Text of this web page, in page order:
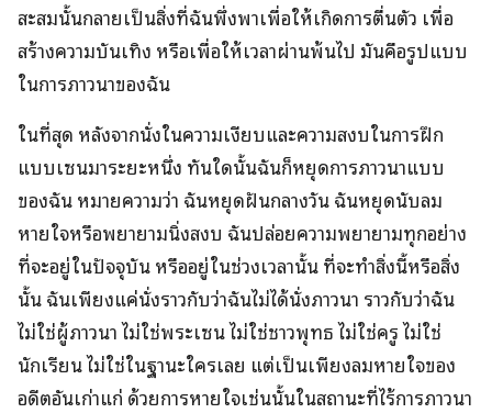
สะสมนั้นกลายเป็นสิ่งที่ฉันพึ่งพาเพื่อให้เกิดการตื่นตัว เพื่อ
สร้างความบันเทิง หรือเพื่อให้เวลาผ่านพ้นไป มันคือรูปแบบ
ในการภาวนาของฉัน
ในที่สุด หลังจากนั่งในความเงียบและความสงบในการฝึก
แบบเซนมาระยะหนึ่ง ทันใดนั้นฉันก็หยุดการภาวนาแบบ
ของฉัน หมายความว่า ฉันหยุดฝันกลางวัน ฉันหยุดนับลม
หายใจหรือพยายามนิ่งสงบ ฉันปล่อยความพยายามทุกอย่าง
ที่จะอยู่ในปัจจุบัน หรืออยู่ในช่วงเวลานั้น ที่จะทำสิ่งนี้หรือสิ่ง
นั้น ฉันเพียงแค่นั่งราวกับว่าฉันไม่ได้นั่งภาวนา ราวกับว่าฉัน
ไม่ใช่ผู้ภาวนา ไม่ใช่พระเซน ไม่ใช่ชาวพุทธ ไม่ใช่ครู ไม่ใช่
นักเรียน ไม่ใช่ในฐานะใครเลย แต่เป็นเพียงลมหายใจของ
อดีตอันเก่าแก่ ด้วยการหายใจเช่นนั้นในสถานะที่ไร้การภาวนา